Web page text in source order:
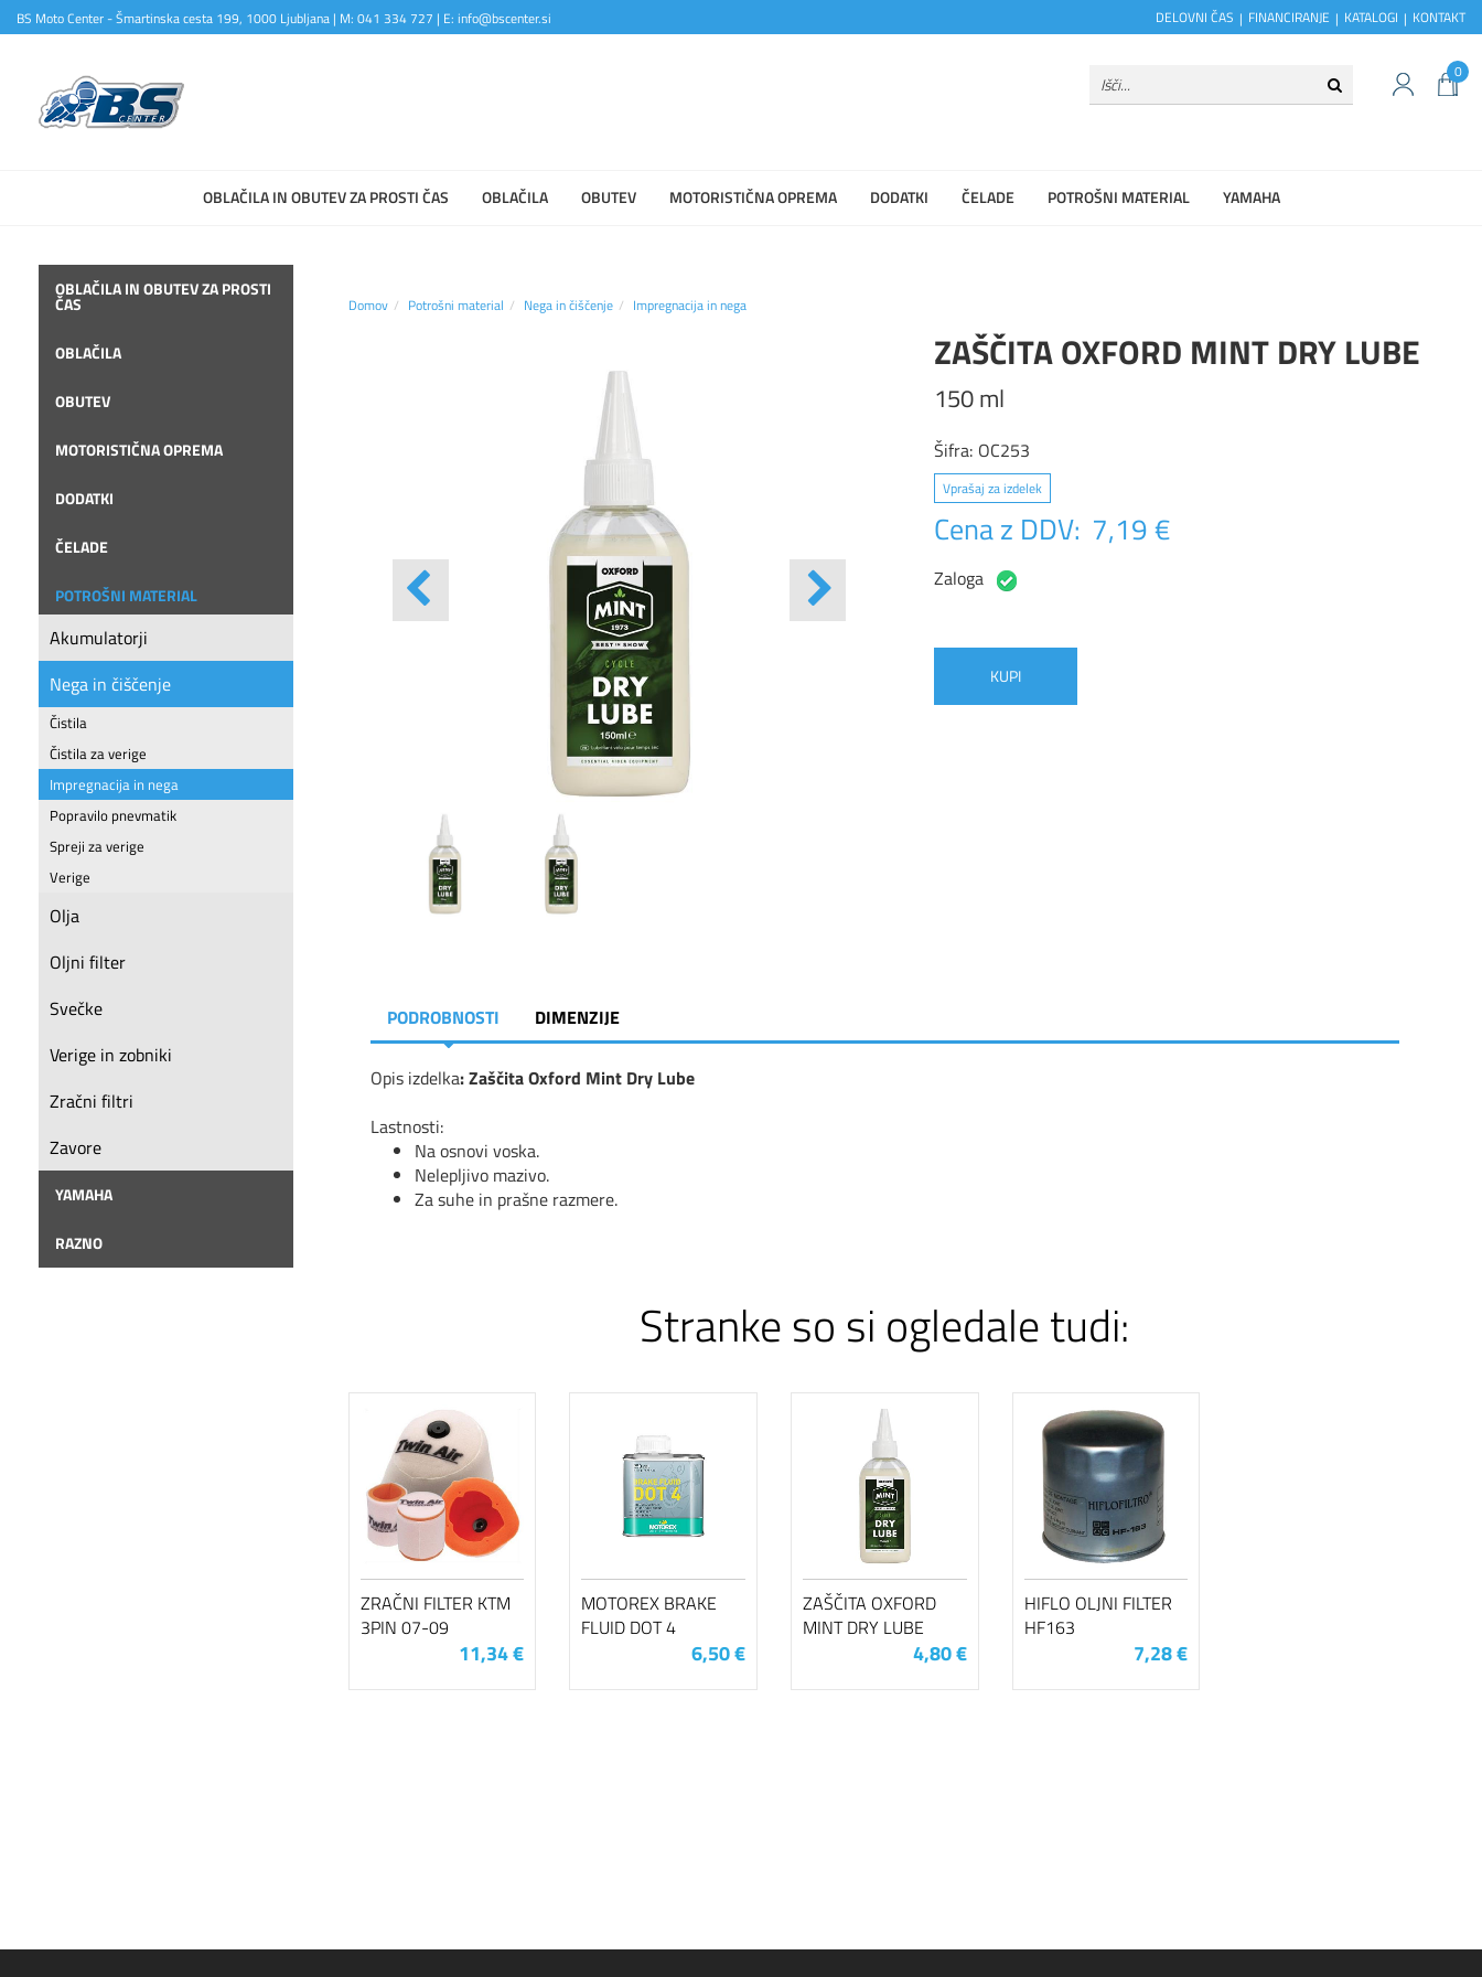
BS Moto Center - Šmartinska cesta 199, 1000 Ljubljana | M: 041 334 727 | E: info@bscenter.si DELOVNI ČAS FINANCIRANJE KATALOGI KONTAKT
0
OBLAČILA IN OBUTEV ZA PROSTI ČAS OBLAČILA OBUTEV MOTORISTIČNA OPREMA DODATKI ČELADE POTROŠNI MATERIAL YAMAHA
OBLAČILA IN OBUTEV ZA PROSTI
ČAS
OBLAČILA
OBUTEV
MOTORISTIČNA OPREMA
DODATKI
ČELADE
POTROŠNI MATERIAL
Akumulatorji
Nega in čiščenje
Čistila
Čistila za verige
Impregnacija in nega
Popravilo pnevmatik
Spreji za verige
Verige
Olja
Oljni filter
Svečke
Verige in zobniki
Zračni filtri
Zavore
YAMAHA
RAZNO
Domov Potrošni material Nega in čiščenje Impregnacija in nega
ZAŠČITA OXFORD MINT DRY LUBE
150 ml
Šifra: OC253
Vprašaj za izdelek
Cena z DDV: 7,19 €
Zaloga
KUPI
PODROBNOSTI DIMENZIJE
Opis izdelka: Zaščita Oxford Mint Dry Lube
Lastnosti:
Na osnovi voska.
Nelepljivo mazivo.
Za suhe in prašne razmere.
Stranke so si ogledale tudi:
ZRAČNI FILTER KTM
3PIN 07-09
11,34 €
MOTOREX BRAKE
FLUID DOT 4
6,50 €
ZAŠČITA OXFORD
MINT DRY LUBE
4,80 €
HIFLO OLJNI FILTER
HF163
7,28 €